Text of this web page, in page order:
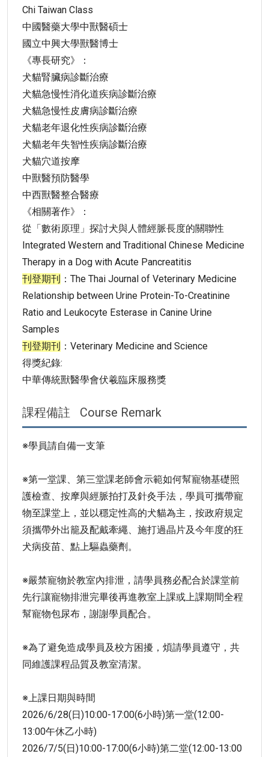
Chi Taiwan Class
中國醫藥大學中獸醫碩士
國立中興大學獸醫博士
《專長研究》：
犬貓腎臟病診斷治療
犬貓急慢性消化道疾病診斷治療
犬貓急慢性皮膚病診斷治療
犬貓老年退化性疾病診斷治療
犬貓老年失智性疾病診斷治療
犬貓穴道按摩
中獸醫預防醫學
中西獸醫整合醫療
《相關著作》：
從「數術原理」探討犬與人體經脈長度的關聯性
Integrated Western and Traditional Chinese Medicine
Therapy in a Dog with Acute Pancreatitis
刊登期刊 ：The Thai Journal of Veterinary Medicine
Relationship between Urine Protein-To-Creatinine
Ratio and Leukocyte Esterase in Canine Urine
Samples
刊登期刊 ：Veterinary Medicine and Science
得獎紀錄:
中華傳統獸醫學會伏羲臨床服務獎
課程備註 Course Remark
※學員請自備一支筆
※第一堂課、第三堂課老師會示範如何幫寵物基礎照
護檢查、按摩與經脈拍打及針灸手法，學員可攜帶寵
物至課堂上，並以穩定性高的犬貓為主，按政府規定
須攜帶外出籠及配戴牽繩、施打過晶片及今年度的狂
犬病疫苗、點上驅蟲藥劑。
※嚴禁寵物於教室內排泄，請學員務必配合於課堂前
先行讓寵物排泄完畢後再進教室上課或上課期間全程
幫寵物包尿布，謝謝學員配合。
※為了避免造成學員及校方困擾，煩請學員遵守，共
同維護課程品質及教室清潔。
※上課日期與時間
2026/6/28(日)10:00-17:00(6小時)第一堂(12:00-
13:00午休乙小時)
2026/7/5(日)10:00-17:00(6小時)第二堂(12:00-13:00